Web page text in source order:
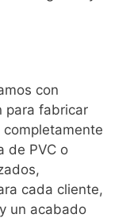
con
para fabricar
de PVC o
cada cliente,
un acabado